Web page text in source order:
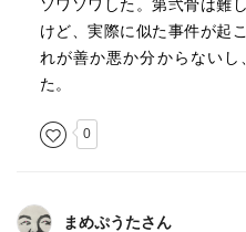
ソワソワした。第弐骨は難
けど、実際に似た事件が起
れが善か悪か分からない
た。
0
まめぷうたさん